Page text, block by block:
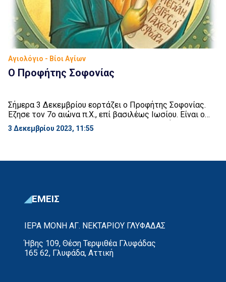
Αγιολόγιο - Βίοι Αγίων
Ο Προφήτης Σοφονίας
Σήμερα 3 Δεκεμβρίου εορτάζει ο Προφήτης Σοφονίας.
Έζησε τον 7ο αιώνα π.Χ., επί βασιλέως Ιωσίου. Είναι ο
ένατος από τους μικρούς λεγόμενους προφήτες και
καταγόταν από τη φυλή του Συμεών η κατ’ άλλους του
διαιρείται σε τρία μικρά κεφάλαια. Στο […]
3 Δεκεμβρίου 2023, 11:55
ΕΜΕΙΣ
ΙΕΡΑ ΜΟΝΗ ΑΓ. ΝΕΚΤΑΡΙΟΥ ΓΛΥΦΑΔΑΣ
Ήβης 109, Θέση Τερψιθέα Γλυφάδας
165 62, Γλυφάδα, Αττική